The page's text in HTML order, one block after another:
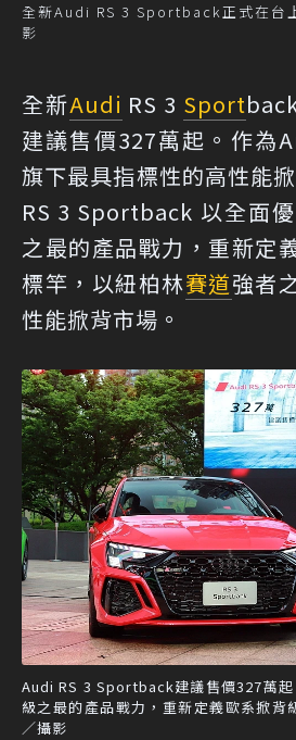
全新Audi RS 3 Sportback正式在台
影
全新Audi RS 3 Sport
建議售價327萬起。作為
旗下最具指標性的高性能
RS 3 Sportback 以全面
之最的產品戰力，重新定
標竿，以紐柏林賽道強者
性能掀背市場。
Audi RS 3 Sportback建議售價327萬
級之最的產品戰力，重新定義歐系掀背
／攝影